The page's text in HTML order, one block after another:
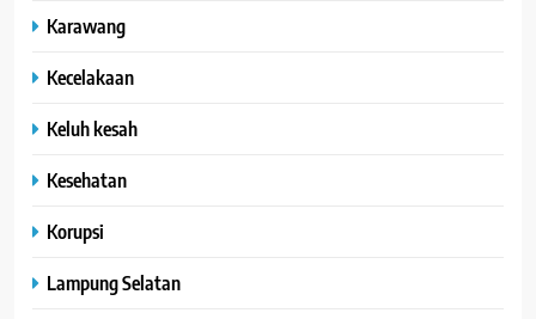
Karawang
Kecelakaan
Keluh kesah
Kesehatan
Korupsi
Lampung Selatan